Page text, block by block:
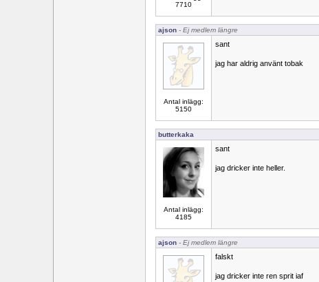
7710
ajson - Ej medlem längre
Antal inlägg:
5150
sant
jag har aldrig använt tobak
butterkaka
Antal inlägg:
4185
sant
jag dricker inte heller.
ajson - Ej medlem längre
falskt
jag dricker inte ren sprit iaf